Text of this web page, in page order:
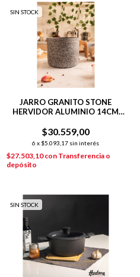
SIN STOCK
JARRO GRANITO STONE
HERVIDOR ALUMINIO 14CM
$30.559,00
6 x $5.093,17 sin interés
$27.503,10con Transferencia o
depósito
SIN STOCK